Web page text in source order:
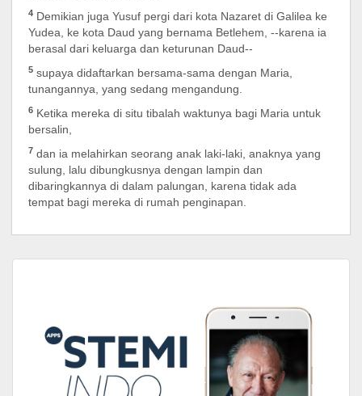
4 Demikian juga Yusuf pergi dari kota Nazaret di Galilea ke
Yudea, ke kota Daud yang bernama Betlehem, --karena ia
berasal dari keluarga dan keturunan Daud--
5 supaya didaftarkan bersama-sama dengan Maria,
tunangannya, yang sedang mengandung.
6 Ketika mereka di situ tibalah waktunya bagi Maria untuk
bersalin,
7 dan ia melahirkan seorang anak laki-laki, anaknya yang
sulung, lalu dibungkusnya dengan lampin dan
dibaringkannya di dalam palungan, karena tidak ada
tempat bagi mereka di rumah penginapan.